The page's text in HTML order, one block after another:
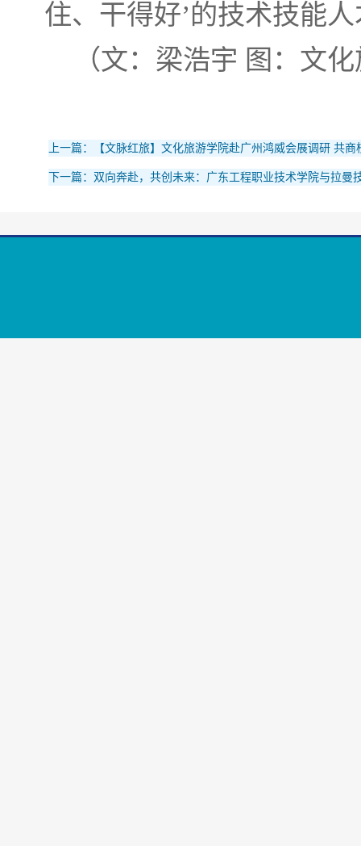
住、干得好’的技术技能
（文：梁浩宇 图：文
上一篇：【文脉红旅】文化旅游学院赴广州鸿威会展调研 共商
下一篇：双向奔赴，共创未来：广东工程职业技术学院与拉